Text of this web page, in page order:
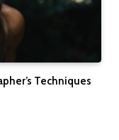
Techniques